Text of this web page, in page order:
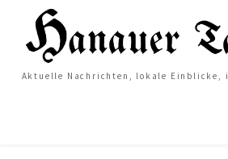
Aktuelle Nachrichten, lokale Einblicke,